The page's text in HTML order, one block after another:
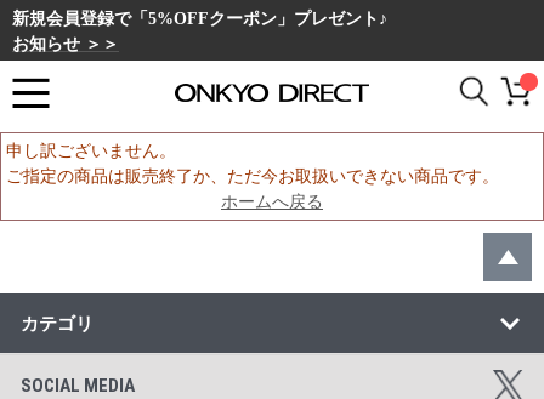
新規会員登録で「5%OFFクーポン」プレゼント♪
お知らせ ＞＞
申し訳ございません。
ご指定の商品は販売終了か、ただ今お取扱いできない商品です。
ホームへ戻る
カテゴリ
SOCIAL MEDIA